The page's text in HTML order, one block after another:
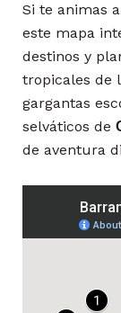
Si te animas
este mapa
destinos y
tropicales de
gargantas
selváticos de
de aventura